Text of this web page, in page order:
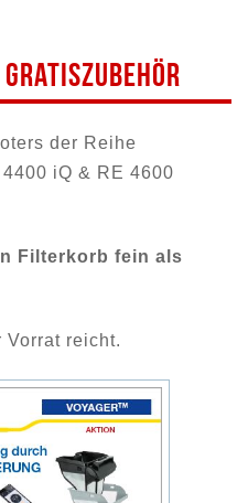
der Reihe
iQ & RE 4600
Filterkorb fein als
Vorrat reicht.